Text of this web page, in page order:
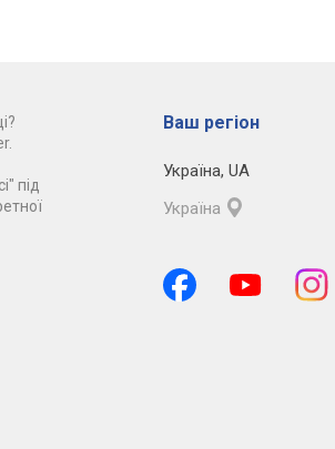
під
Ваш регіон
Україна, UA
Україна